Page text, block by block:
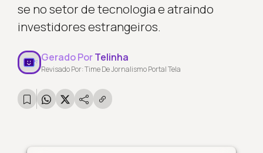
se no setor de tecnologia e atraindo
investidores estrangeiros.
Gerado PorTelinha
Revisado Por: Time De Jornalismo Portal Tela